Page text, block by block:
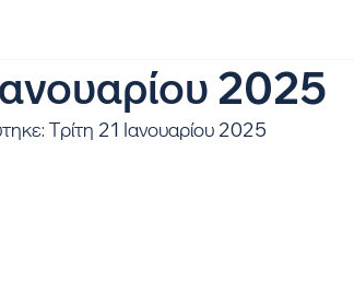
2025
Τρίτη 21 Ιανουαρίου 2025